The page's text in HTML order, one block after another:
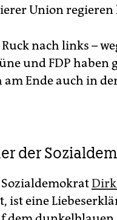
Union regieren
nach links –
und FDP haben
am Ende auch in
der
ist eine